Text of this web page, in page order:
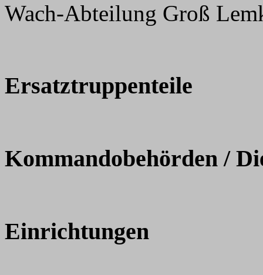
Wach-Abteilung Groß
Ersatztruppenteile
Kommandobehörden /
Einrichtungen